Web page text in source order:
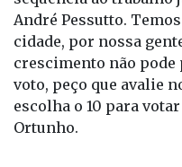
“Montamos um plano
projetos para as mais
sequência ao
André Pessutto.
cidade, por nossa
crescimento não pode